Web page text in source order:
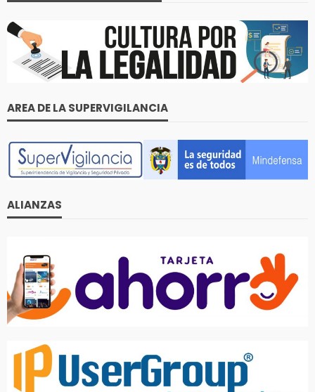
AREA DE LA SUPERVIGILANCIA
ALIANZAS